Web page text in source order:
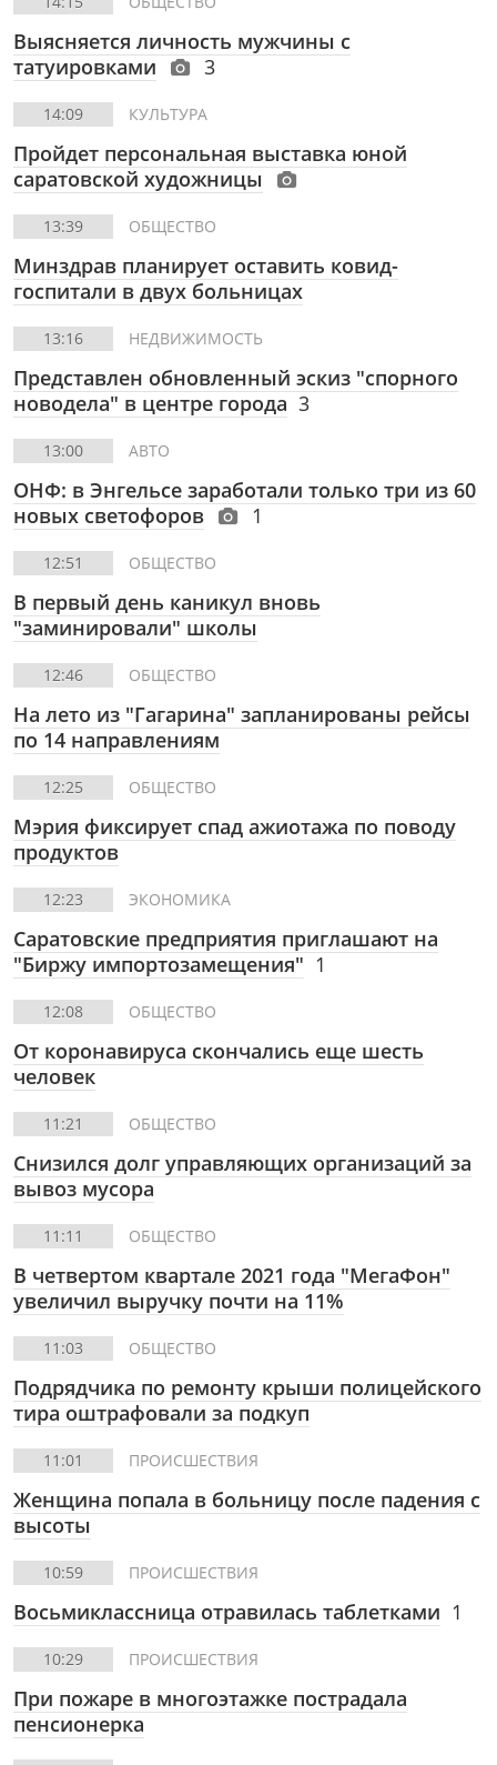
Выясняется личность мужчины с
татуировками
3
14:09 КУЛЬТУРА
Пройдет персональная выставка юной
саратовской художницы
13:39 ОБЩЕСТВО
Минздрав планирует оставить ковид-
госпитали в двух больницах
13:16 НЕДВИЖИМОСТЬ
Представлен обновленный эскиз "спорного
новодела" в центре города 3
13:00 АВТО
ОНФ: в Энгельсе заработали только три из 60
новых светофоров
1
12:51 ОБЩЕСТВО
В первый день каникул вновь
"заминировали" школы
12:46 ОБЩЕСТВО
На лето из "Гагарина" запланированы рейсы
по 14 направлениям
12:25 ОБЩЕСТВО
Мэрия фиксирует спад ажиотажа по поводу
продуктов
12:23 ЭКОНОМИКА
Саратовские предприятия приглашают на
"Биржу импортозамещения" 1
12:08 ОБЩЕСТВО
От коронавируса скончались еще шесть
человек
11:21 ОБЩЕСТВО
Снизился долг управляющих организаций за
вывоз мусора
11:11 ОБЩЕСТВО
В четвертом квартале 2021 года "МегаФон"
увеличил выручку почти на 11%
11:03 ОБЩЕСТВО
Подрядчика по ремонту крыши полицейского
тира оштрафовали за подкуп
11:01 ПРОИСШЕСТВИЯ
Женщина попала в больницу после падения с
высоты
10:59 ПРОИСШЕСТВИЯ
Восьмиклассница отравилась таблетками 1
10:29 ПРОИСШЕСТВИЯ
При пожаре в многоэтажке пострадала
пенсионерка